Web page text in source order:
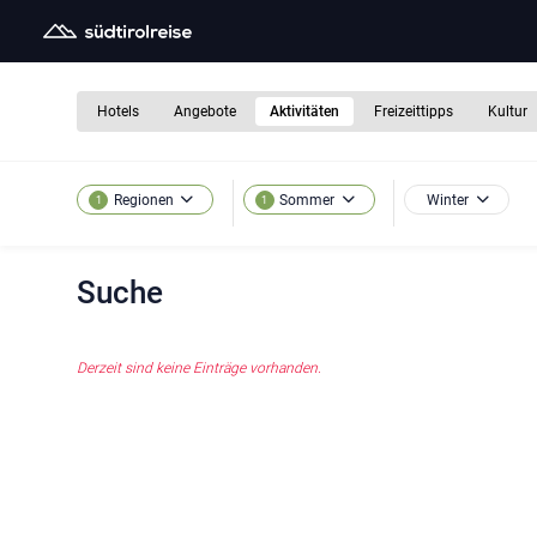
Hotels Angebote Aktivitäten Freizeittipps Kultur
1 Regionen 1 Sommer Winter
Suche
Derzeit sind keine Einträge vorhanden.